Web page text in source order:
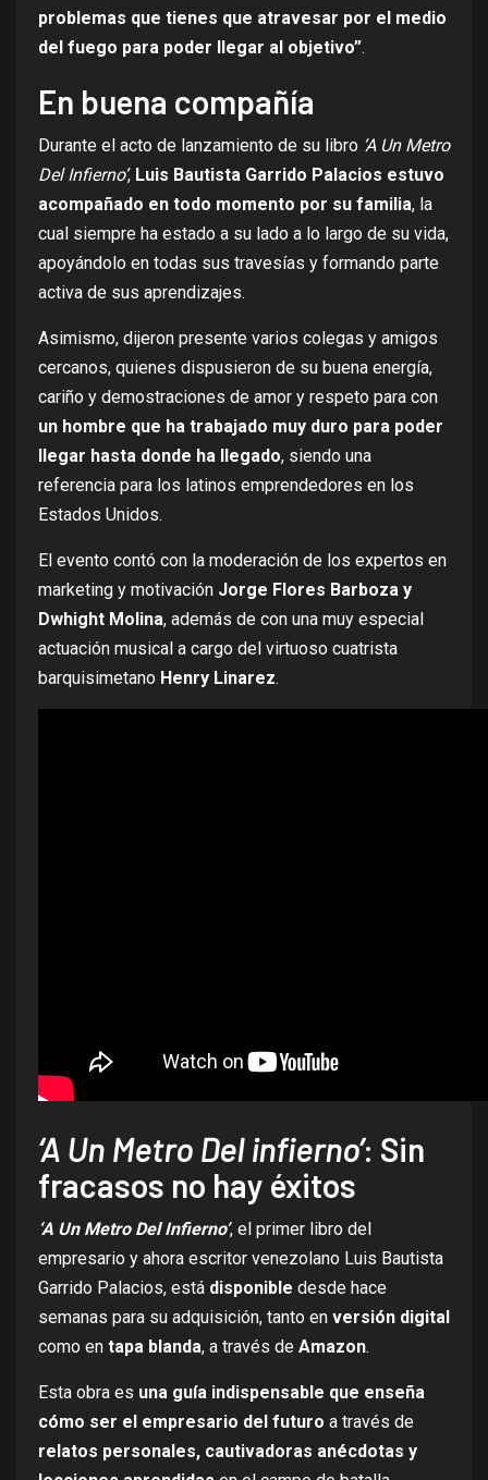
problemas que tienes que atravesar por el medio
del fuego para poder llegar al objetivo”.
En buena compañía
Durante el acto de lanzamiento de su libro ‘A Un Metro
Del Infierno’, Luis Bautista Garrido Palacios estuvo
acompañado en todo momento por su familia, la
cual siempre ha estado a su lado a lo largo de su vida,
apoyándolo en todas sus travesías y formando parte
activa de sus aprendizajes.
Asimismo, dijeron presente varios colegas y amigos
cercanos, quienes dispusieron de su buena energía,
cariño y demostraciones de amor y respeto para con
un hombre que ha trabajado muy duro para poder
llegar hasta donde ha llegado, siendo una
referencia para los latinos emprendedores en los
Estados Unidos.
El evento contó con la moderación de los expertos en
marketing y motivación Jorge Flores Barboza y
Dwhight Molina, además de con una muy especial
actuación musical a cargo del virtuoso cuatrista
barquisimetano Henry Linarez.
‘A Un Metro Del infierno’: Sin
fracasos no hay éxitos
‘A Un Metro Del Infierno’, el primer libro del
empresario y ahora escritor venezolano Luis Bautista
Garrido Palacios, está disponible desde hace
semanas para su adquisición, tanto en versión digital
como en tapa blanda, a través de Amazon.
Esta obra es una guía indispensable que enseña
cómo ser el empresario del futuro a través de
relatos personales, cautivadoras anécdotas y